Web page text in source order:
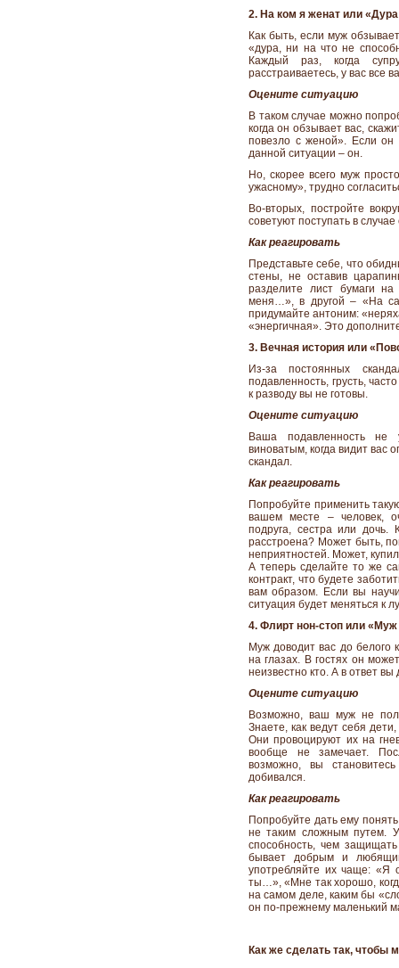
2. На ком я женат или
Как быть, если муж
«дура, ни на что не
Каждый раз, когда
расстраиваетесь, у вас все
Оцените ситуацию
В таком случае можно
когда он обзывает вас,
повезло с женой». Если он
данной ситуации – он.
Но, скорее всего муж
ужасному», трудно
Во-вторых, постройте
советуют поступать в
Как реагировать
Представьте себе, что
стены, не оставив
разделите лист бумаги
меня…», в другой – «На
придумайте антоним:
«энергичная». Это
3. Вечная история или
Из-за постоянных
подавленность, грусть,
к разводу вы не готовы.
Оцените ситуацию
Ваша подавленность не
виноватым, когда видит вас
скандал.
Как реагировать
Попробуйте применить
вашем месте – человек,
подруга, сестра или
расстроена? Может быть,
неприятностей. Может,
А теперь сделайте то же
контракт, что будете
вам образом. Если вы
ситуация будет меняться к
4. Флирт нон-стоп или
Муж доводит вас до белого
на глазах. В гостях он
неизвестно кто. А в ответ
Оцените ситуацию
Возможно, ваш муж не
Знаете, как ведут себя
Они провоцируют их на
вообще не замечает.
возможно, вы
добивался.
Как реагировать
Попробуйте дать ему
не таким сложным путем.
способность, чем
бывает добрым и
употребляйте их чаще: «Я
ты…», «Мне так хорошо,
на самом деле, каким бы
он по-прежнему маленький
Как же сделать так, чтобы